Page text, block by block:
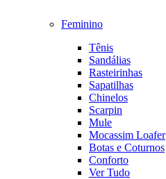
Feminino
Tênis
Sandálias
Rasteirinhas
Sapatilhas
Chinelos
Scarpin
Mule
Mocassim Loafer
Botas e Coturnos
Conforto
Ver Tudo